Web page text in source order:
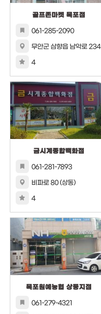
골프존마켓 목포점
061-285-2090
무안군 삼향읍 남악로 234
4
금시계종합백화점
061-281-7893
비파로 80 (상동)
4
목포원예농협 상동지점
061-279-4321